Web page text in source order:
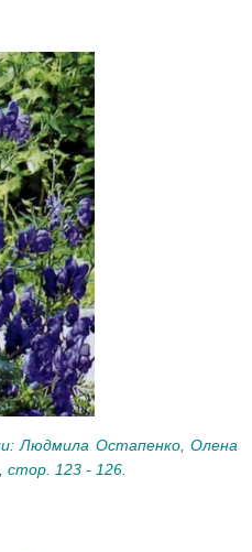
Людмила Остапенко, Олена
стор. 123 - 126.